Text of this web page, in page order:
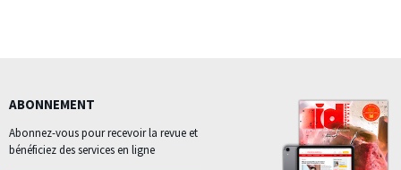
ABONNEMENT
Abonnez-vous pour recevoir la revue et
bénéficiez des services en ligne